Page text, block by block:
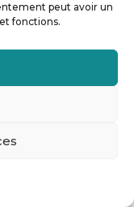
peut avoir un
fonctions.
Laurence
de
la